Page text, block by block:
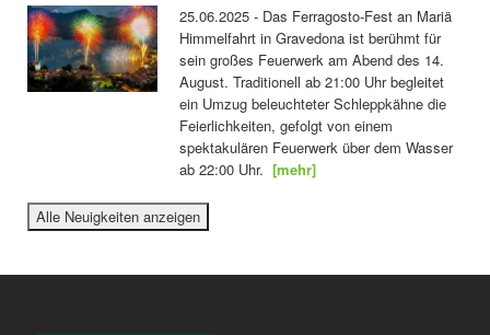
25.06.2025 - Das Ferragosto-Fest an Mariä
Himmelfahrt in Gravedona ist berühmt für
sein großes Feuerwerk am Abend des 14.
August. Traditionell ab 21:00 Uhr begleitet
ein Umzug beleuchteter Schleppkähne die
Feierlichkeiten, gefolgt von einem
spektakulären Feuerwerk über dem Wasser
ab 22:00 Uhr.[mehr]
Alle Neuigkeiten anzeigen